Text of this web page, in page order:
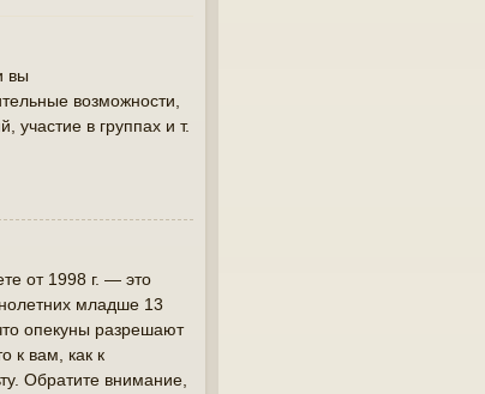
вы
возможности,
в группах и т.
от 1998 г. — это
младше 13
опекуны разрешают
к вам, как к
Обратите внимание,